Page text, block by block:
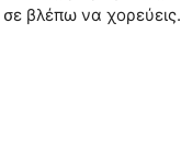
σε βλέπω να χορεύεις.